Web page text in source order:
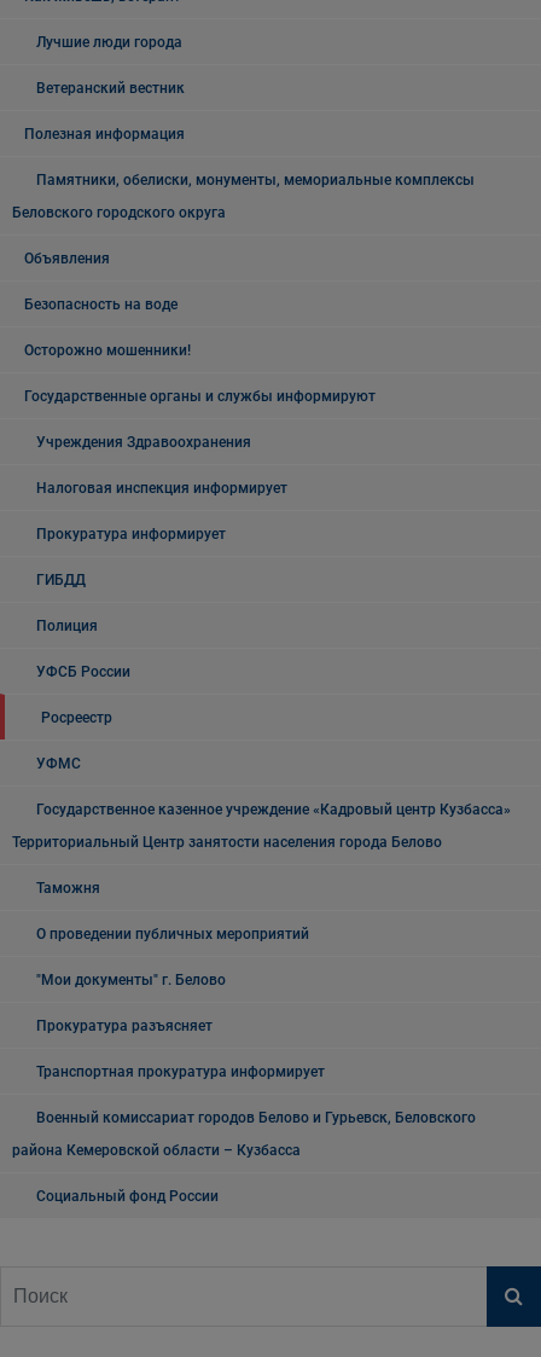
Лучшие люди города
Ветеранский вестник
Полезная информация
Памятники, обелиски, монументы, мемориальные комплексы
Беловского городского округа
Объявления
Безопасность на воде
Осторожно мошенники!
Государственные органы и службы информируют
Учреждения Здравоохранения
Налоговая инспекция информирует
Прокуратура информирует
ГИБДД
Полиция
УФСБ России
Росреестр
УФМС
Государственное казенное учреждение «Кадровый центр Кузбасса»
Территориальный Центр занятости населения города Белово
Таможня
О проведении публичных мероприятий
"Мои документы" г. Белово
Прокуратура разъясняет
Транспортная прокуратура информирует
Военный комиссариат городов Белово и Гурьевск, Беловского
района Кемеровской области – Кузбасса
Социальный фонд России